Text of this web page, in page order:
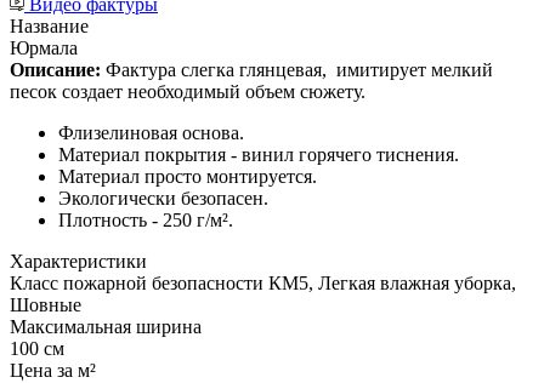
Название
Юрмала
Описание: Фактура слегка глянцевая, имитирует мелкий
песок создает необходимый объем сюжету.
Флизелиновая основа.
Материал покрытия - винил горячего тиснения.
Материал просто монтируется.
Экологически безопасен.
Плотность - 250 г/м².
Характеристики
Класс пожарной безопасности КМ5, Легкая влажная уборка,
Шовные
Максимальная ширина
100 см
Цена за м²